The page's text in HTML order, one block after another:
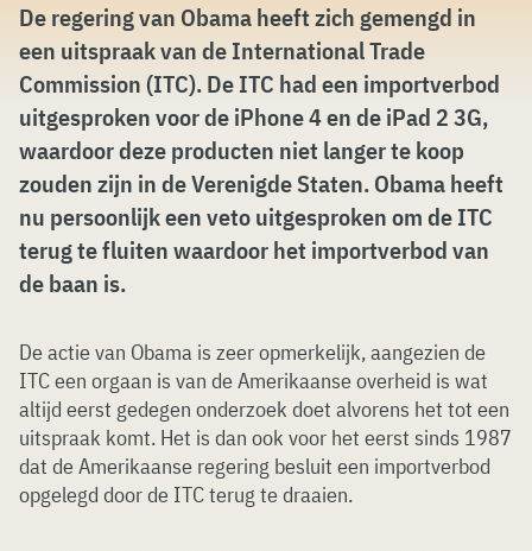
De regering van Obama heeft zich gemengd in
een uitspraak van de International Trade
Commission (ITC). De ITC had een importverbod
uitgesproken voor de iPhone 4 en de iPad 2 3G,
waardoor deze producten niet langer te koop
zouden zijn in de Verenigde Staten. Obama heeft
nu persoonlijk een veto uitgesproken om de ITC
terug te fluiten waardoor het importverbod van
de baan is.
De actie van Obama is zeer opmerkelijk, aangezien de
ITC een orgaan is van de Amerikaanse overheid is wat
altijd eerst gedegen onderzoek doet alvorens het tot een
uitspraak komt. Het is dan ook voor het eerst sinds 1987
dat de Amerikaanse regering besluit een importverbod
opgelegd door de ITC terug te draaien.